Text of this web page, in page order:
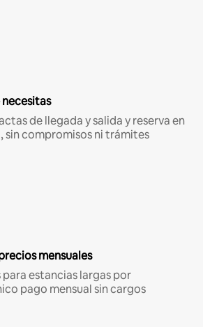
de llegada y salida y reserva en
sin compromisos ni trámites
mensuales
para estancias largas por
pago mensual sin cargos